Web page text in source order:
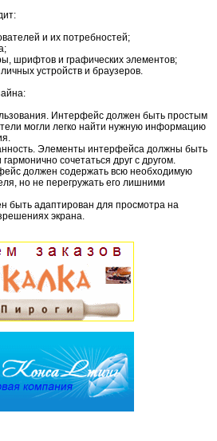
и их потребностей;
шрифтов и графических элементов;
устройств и браузеров.
Интерфейс должен быть простым
могли легко найти нужную информацию
Элементы интерфейса должны быть
сочетаться друг с другом.
должен содержать всю необходимую
но не перегружать его лишними
быть адаптирован для просмотра на
экрана.